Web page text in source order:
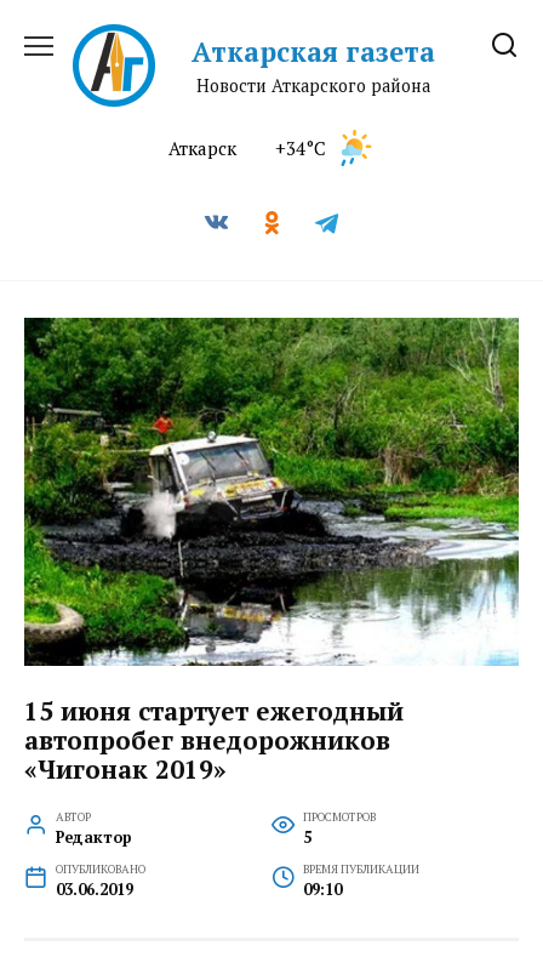
содержанию
Аткарская газета
Новости Аткарского района
Аткарск +34°C
15 июня стартует ежегодный
автопробег внедорожников
«Чигонак 2019»
АВТОР
Редактор
ПРОСМОТРОВ
5
ОПУБЛИКОВАНО
03.06.2019
ВРЕМЯ ПУБЛИКАЦИИ
09:10